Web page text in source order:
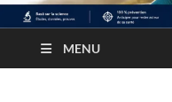
MENU